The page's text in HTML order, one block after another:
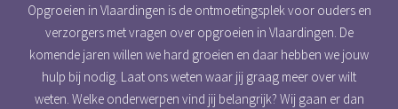
Opgroeien in Vlaardingen is de ontmoetingsplek voor ouders en
verzorgers met vragen over opgroeien in Vlaardingen. De
komende jaren willen we hard groeien en daar hebben we jouw
hulp bij nodig. Laat ons weten waar jij graag meer over wilt
weten. Welke onderwerpen vind jij belangrijk? Wij gaan er dan